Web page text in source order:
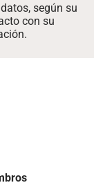
según su
con su